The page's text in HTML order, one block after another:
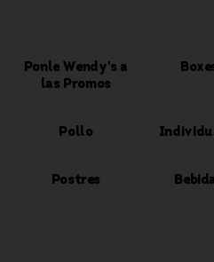
Ponle Wendy's a
las Promos
Pollo
Postres